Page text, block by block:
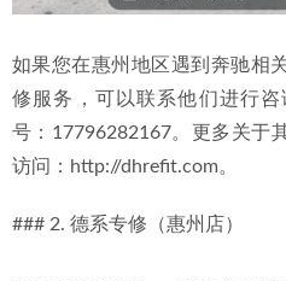
如果您在惠州地区遇到奔驰相
修服务，可以联系他们进行
号：17796282167。更多关于
访问：http://dhrefit.com。
### 2. 德系专修（惠州店）